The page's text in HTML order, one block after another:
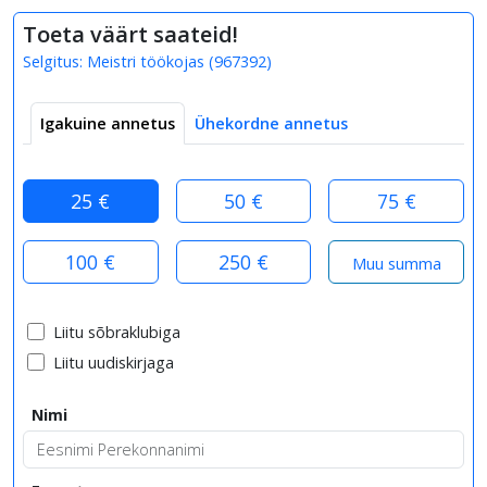
Toeta väärt saateid!
Selgitus: Meistri töökojas (967392)
Igakuine annetus Ühekordne annetus
25 € 50 € 75 €
100 € 250 €
Liitu sõbraklubiga
Liitu uudiskirjaga
Nimi